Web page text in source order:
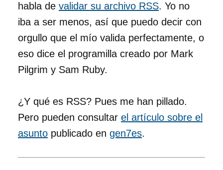
habla de validar su archivo RSS. Yo no
iba a ser menos, así que puedo decir con
orgullo que el mío valida perfectamente, o
eso dice el programilla creado por Mark
Pilgrim y Sam Ruby.
¿Y qué es RSS? Pues me han pillado.
Pero pueden consultar el artículo sobre el
asunto publicado en gen7es.